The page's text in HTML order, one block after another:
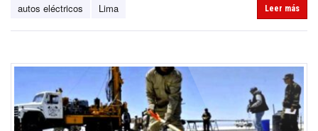
autos eléctricos Lima Leer más